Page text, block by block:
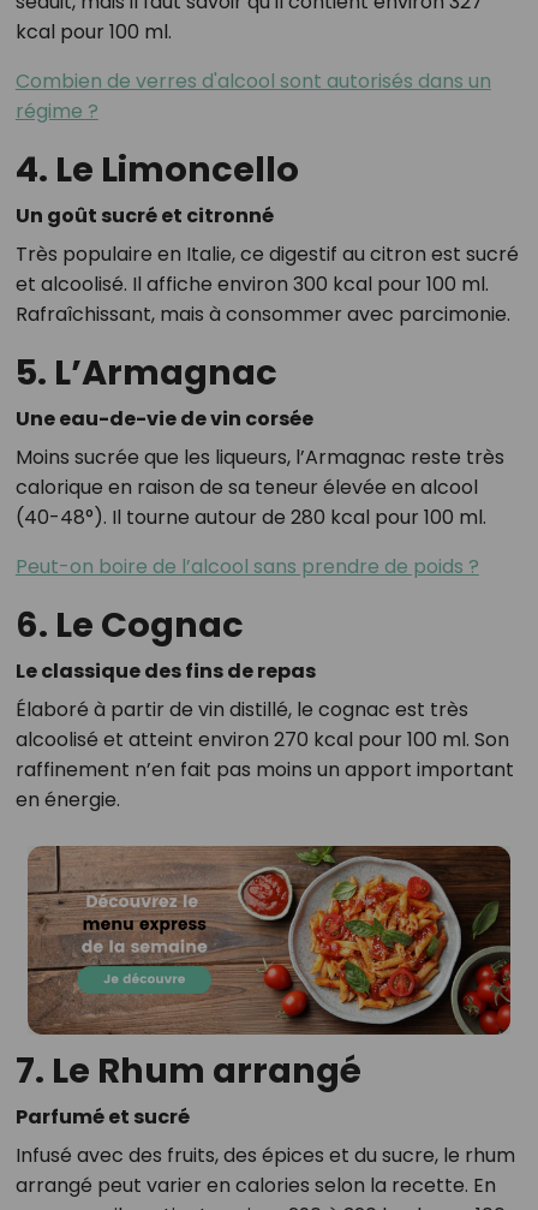
kcal pour 100 ml.
Combien de verres d'alcool sont autorisés dans un
régime ?
4. Le Limoncello
Un goût sucré et citronné
Très populaire en Italie, ce digestif au citron est sucré
et alcoolisé. Il affiche environ 300 kcal pour 100 ml.
Rafraîchissant, mais à consommer avec parcimonie.
5. L’Armagnac
Une eau-de-vie de vin corsée
Moins sucrée que les liqueurs, l’Armagnac reste très
calorique en raison de sa teneur élevée en alcool
(40-48°). Il tourne autour de 280 kcal pour 100 ml.
Peut-on boire de l’alcool sans prendre de poids ?
6. Le Cognac
Le classique des fins de repas
Élaboré à partir de vin distillé, le cognac est très
alcoolisé et atteint environ 270 kcal pour 100 ml. Son
raffinement n’en fait pas moins un apport important
en énergie.
7. Le Rhum arrangé
Parfumé et sucré
Infusé avec des fruits, des épices et du sucre, le rhum
arrangé peut varier en calories selon la recette. En